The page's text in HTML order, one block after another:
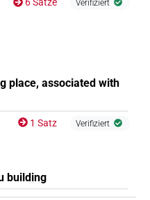
6 Sätze Verifiziert
place, associated with
1 Satz Verifiziert
building